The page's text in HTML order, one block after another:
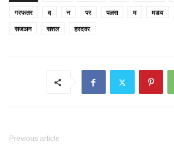
गरफतर द न पर पलस म मडय
सजञन सशल हरदवर
Previous article